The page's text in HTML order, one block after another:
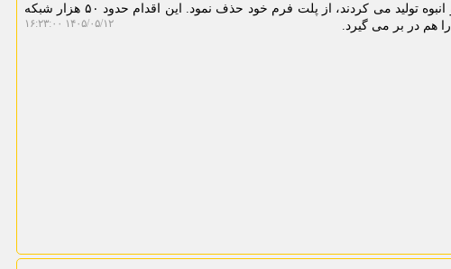
مصنوعی محتوای بی کیفیت و انبوه تولید می کردند، از پلت فرم خود حذف نمود. این اقدام حدود ۵۰ هزار شبکه
هم در بر می گیرد.
۱۴۰۵/۰۵/۱۲ ۱۶:۲۳:۰۰